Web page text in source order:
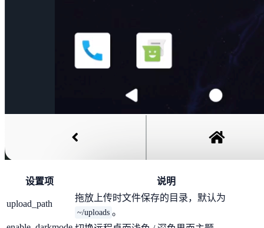
设置项 说明
upload_path
拖放上传时文件保存的目录，默认为
~/uploads 。